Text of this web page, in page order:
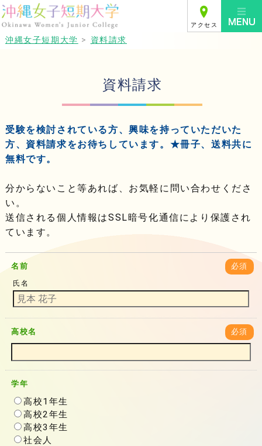
アクセス
沖縄女子短期大学 > 資料請求
資料請求
受験を検討されている方、興味を持っていただいた
方、資料請求をお待ちしています。★冊子、送料共に
無料です。
分からないこと等あれば、お気軽に問い合わせくださ
い。
送信される個人情報はSSL暗号化通信により保護され
ています。
名前 必須
氏名
高校名 必須
学年
高校1年生
高校2年生
高校3年生
社会人